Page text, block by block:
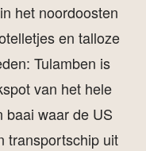
het noordoosten
en talloze
Tulamben is
van het hele
baai waar de US
transportschip uit